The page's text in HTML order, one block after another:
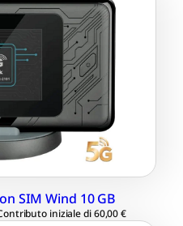
SIM Wind 10 GB
iniziale di 60,00 €
Fi
fino a 1,6 Gbps
simultanee